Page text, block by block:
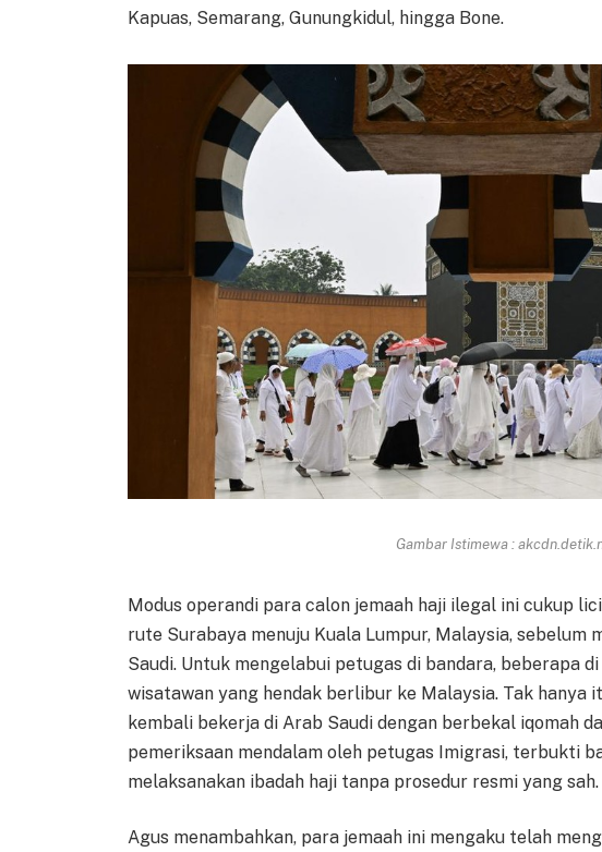
Kapuas, Semarang, Gunungkidul, hingga Bone.
Gambar Istimewa :
Modus operandi para calon jemaah haji ilegal ini cukup
rute Surabaya menuju Kuala Lumpur, Malaysia, sebelum
Saudi. Untuk mengelabui petugas di bandara, beberapa
wisatawan yang hendak berlibur ke Malaysia. Tak hanya
kembali bekerja di Arab Saudi dengan berbekal iqomah
pemeriksaan mendalam oleh petugas Imigrasi, terbukti
melaksanakan ibadah haji tanpa prosedur resmi yang sah.
Agus menambahkan, para jemaah ini mengaku telah